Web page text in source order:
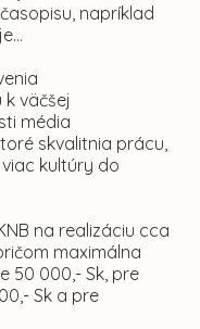
napríklad
väčšej
média
skvalitnia prácu,
kultúry do
na realizáciu cca
maximálna
50 000,- Sk, pre
Sk a pre